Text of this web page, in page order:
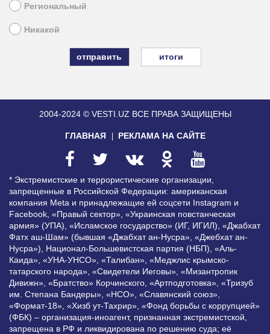
Региональный
Никакой
итоги
2004-2024 © VESTI.UZ ВСЕ ПРАВА ЗАЩИЩЕНЫ
ГЛАВНАЯ РЕКЛАМА НА САЙТЕ
* Экстремистские и террористические организации,
запрещенные в Российской Федерации: американская
компания Meta и принадлежащие ей соцсети Instagram и
Facebook, «Правый сектор», «Украинская повстанческая
армия» (УПА), «Исламское государство» (ИГ, ИГИЛ), «Джабхат
Фатх аш-Шам» (бывшая «Джабхат ан-Нусра», «Джебхат ан-
Нусра»), Национал-Большевистская партия (НБП), «Аль-
Каида», «УНА-УНСО», «Талибан», «Меджлис крымско-
татарского народа», «Свидетели Иеговы», «Мизантропик
Дивижн», «Братство» Корчинского, «Артподготовка», «Тризуб
им. Степана Бандеры», «НСО», «Славянский союз»,
«Формат-18», «Хизб ут-Тахрир», «Фонд борьбы с коррупцией»
(ФБК) – организация-иноагент, признанная экстремистской,
запрещена в РФ и ликвидирована по решению суда; её